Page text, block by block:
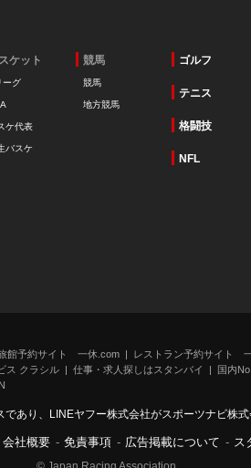
ケット
ーグ
ケ代表
バスケ
競馬
競馬
地方競馬
ゴルフ
テニス
格闘技
NFL
館予約サイト 一休.com
レストラン予約サイト
ス クラシル 仕事・求人探しはスタンバイ
国内
あり、LINEヤフー株式会社がスポーツナビ株式
会社概要 - 免責事項 - 広告掲載について - ス